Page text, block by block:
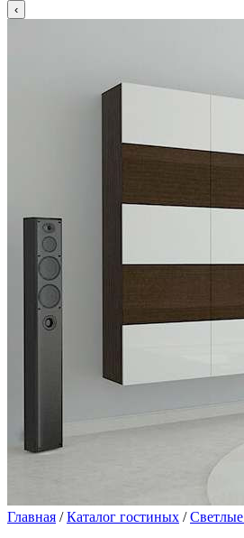
Главная /Каталог гостиных /